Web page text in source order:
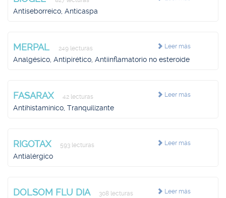
Antiseborreico, Anticaspa
Leer más
MERPAL 249 lecturas
Analgésico, Antipirético, Antiinflamatorio no esteroide
Leer más
FASARAX 42 lecturas
Antihistamínico, Tranquilizante
Leer más
RIGOTAX 593 lecturas
Antialérgico
Leer más
DOLSOM FLU DIA 308 lecturas